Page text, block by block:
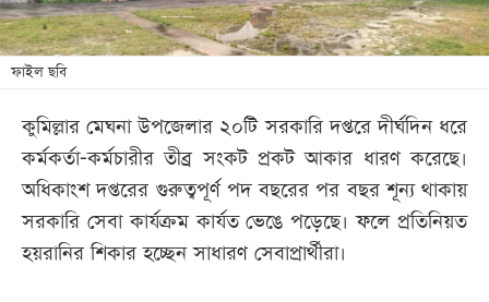
শিক্ষা
তথ্যপ্রযুক্তি
বিভাগ
ছবি
ভিডিও
ফাইল ছবি
কুমিল্লার মেঘনা উপজেলার ২০টি সরকারি দপ্তরে দীর্ঘদিন ধরে
কর্মকর্তা-কর্মচারীর তীব্র সংকট প্রকট আকার ধারণ করেছে।
অধিকাংশ দপ্তরের গুরুত্বপূর্ণ পদ বছরের পর বছর শূন্য থাকায়
সরকারি সেবা কার্যক্রম কার্যত ভেঙে পড়েছে। ফলে প্রতিনিয়ত
হয়রানির শিকার হচ্ছেন সাধারণ সেবাপ্রার্থীরা।